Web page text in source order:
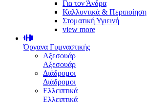
Για τον Άνδρα
Καλλυντικά & Περιποίηση
Στοματική Υγιεινή
view more
Όργανα Γυμναστικής
Αξεσουάρ
Αξεσουάρ
Διάδρομοι
Διάδρομοι
Ελλειπτικά
Ελλειπτικά